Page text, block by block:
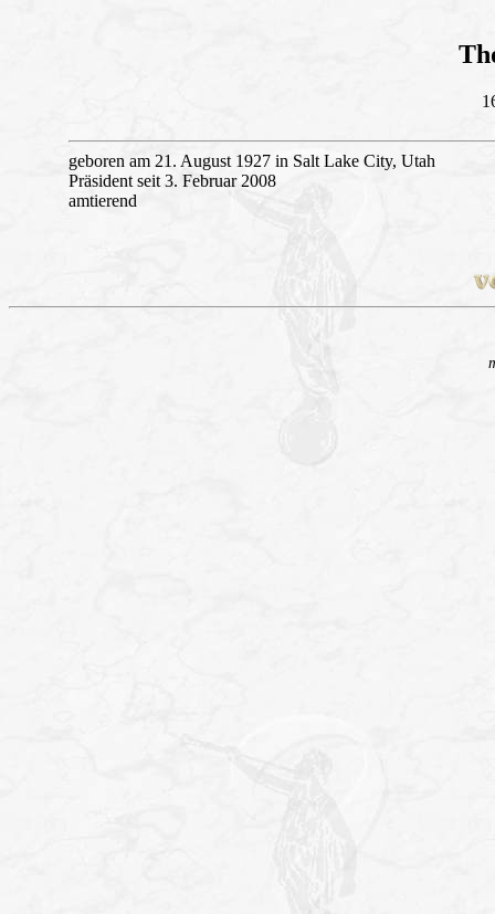
geboren am 21. August 1927 in Salt Lake City, Utah
Präsident seit 3. Februar 2008
amtierend